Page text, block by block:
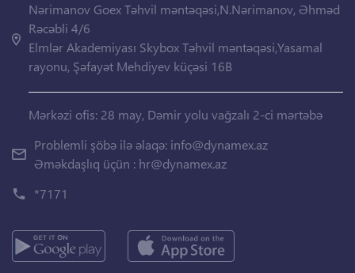
Nərimanov Goex Təhvil məntəqəsi,N.Nərimanov, Əhməd
Rəcəbli 4/6
Elmlər Akademiyası Skybox Təhvil məntəqəsi,Yasamal
rayonu, Şəfayət Mehdiyev küçəsi 16B
Mərkəzi ofis: 28 may, Dəmir yolu vağzalı 2-ci mərtəbə
Problemli şöbə ilə əlaqə: info@dynamex.az
Əməkdaşlıq üçün : hr@dynamex.az
*7171